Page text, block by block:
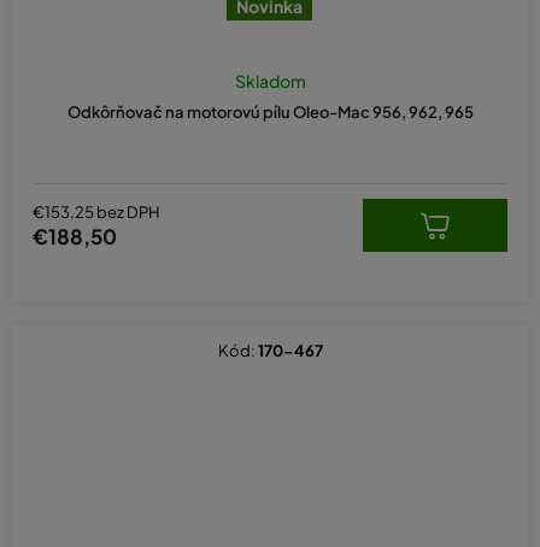
Novinka
Odkôrňovač na motorovú pílu Oleo-Mac 956, 962, 965
Skladom
€153,25 bez DPH
€188,50
Kód:170-467